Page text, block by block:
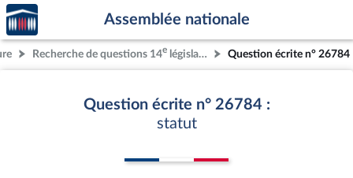
Aller au contenu
Aller en bas de la page
Accèder
à la
page
d'accueil
Assemblée nationale
Recherche de questions 14e législature Question écrite n° 26784
Question écrite n° 26784 :
statut